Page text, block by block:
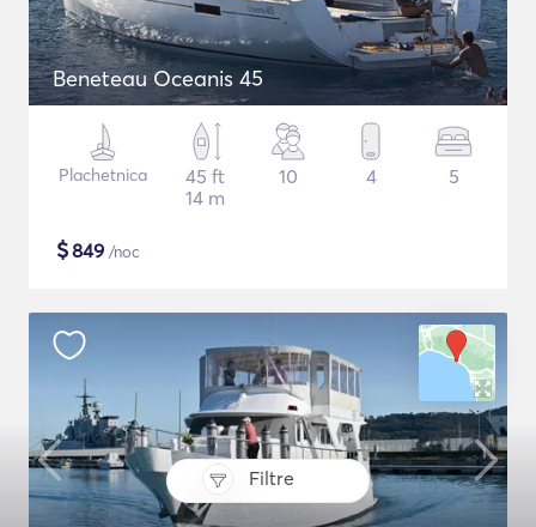
Filtre
Beneteau Oceanis 45
Plachetnica
45 ft
14 m
10 4 5
$849 /noc